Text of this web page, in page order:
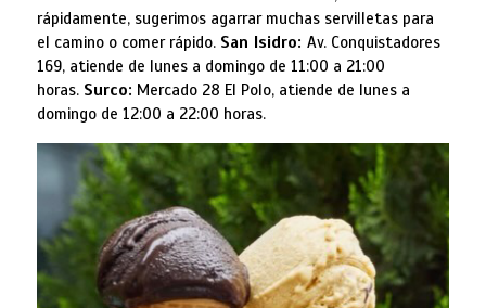
rápidamente, sugerimos agarrar muchas servilletas para
el camino o comer rápido. San Isidro: Av. Conquistadores
169, atiende de lunes a domingo de 11:00 a 21:00
horas. Surco: Mercado 28 El Polo, atiende de lunes a
domingo de 12:00 a 22:00 horas.